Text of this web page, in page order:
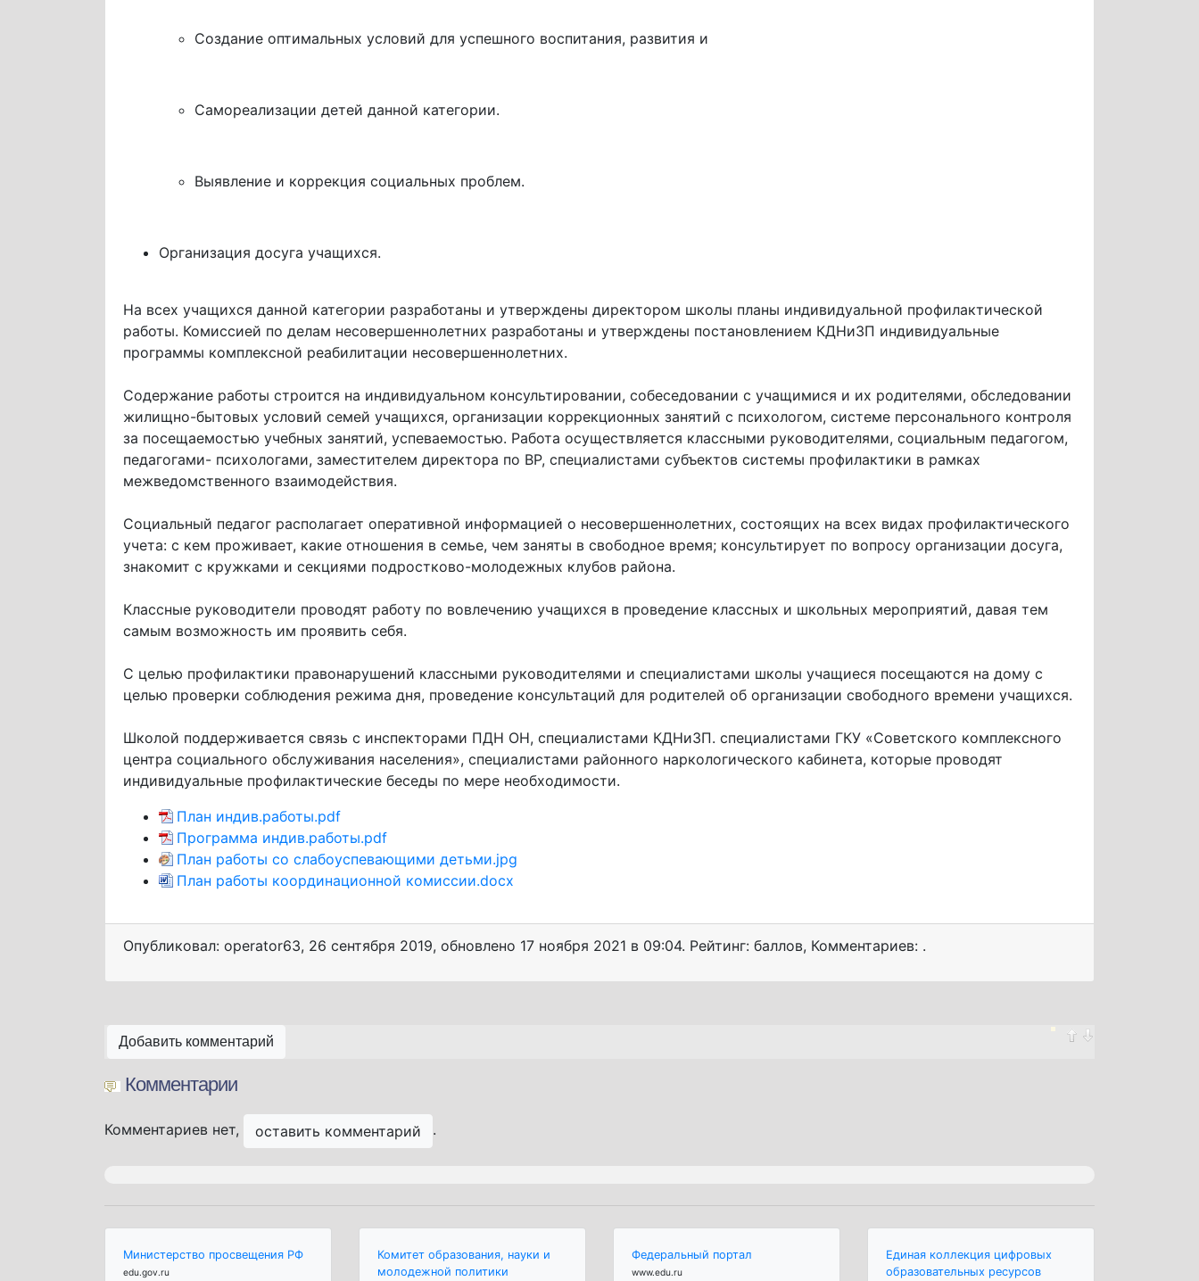
Создание оптимальных условий для успешного воспитания, развития и
Самореализации детей данной категории.
Выявление и коррекция социальных проблем.
Организация досуга учащихся.
На всех учащихся данной категории разработаны и утверждены директором школы планы индивидуальной профилактической
работы. Комиссией по делам несовершеннолетних разработаны и утверждены постановлением КДНиЗП индивидуальные
программы комплексной реабилитации несовершеннолетних.
Содержание работы строится на индивидуальном консультировании, собеседовании с учащимися и их родителями, обследовании
жилищно-бытовых условий семей учащихся, организации коррекционных занятий с психологом, системе персонального контроля
за посещаемостью учебных занятий, успеваемостью. Работа осуществляется классными руководителями, социальным педагогом,
педагогами- психологами, заместителем директора по ВР, специалистами субъектов системы профилактики в рамках
межведомственного взаимодействия.
Социальный педагог располагает оперативной информацией о несовершеннолетних, состоящих на всех видах профилактического
учета: с кем проживает, какие отношения в семье, чем заняты в свободное время; консультирует по вопросу организации досуга,
знакомит с кружками и секциями подростково-молодежных клубов района.
Классные руководители проводят работу по вовлечению учащихся в проведение классных и школьных мероприятий, давая тем
самым возможность им проявить себя.
С целью профилактики правонарушений классными руководителями и специалистами школы учащиеся посещаются на дому с
целью проверки соблюдения режима дня, проведение консультаций для родителей об организации свободного времени учащихся.
Школой поддерживается связь с инспекторами ПДН ОН, специалистами КДНиЗП. специалистами ГКУ «Советского комплексного
центра социального обслуживания населения», специалистами районного наркологического кабинета, которые проводят
индивидуальные профилактические беседы по мере необходимости.
План индив.работы.pdf
Программа индив.работы.pdf
План работы со слабоуспевающими детьми.jpg
План работы координационной комиссии.docx
Опубликовал: operator63, 26 сентября 2019, обновлено 17 ноября 2021 в 09:04. Рейтинг: баллов, Комментариев: .
Добавить комментарий
Комментарии
Комментариев нет, оставить комментарий .
Министерство просвещения РФ
edu.gov.ru
Комитет образования, науки и
молодежной политики
Федеральный портал
www.edu.ru
Единая коллекция цифровых
образовательных ресурсов